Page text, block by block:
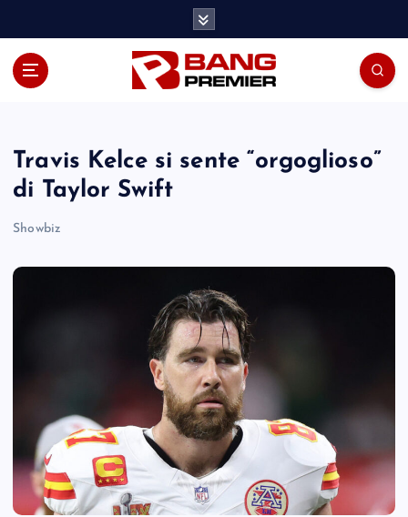
Travis Kelce si sente “orgoglioso”
di Taylor Swift
Showbiz